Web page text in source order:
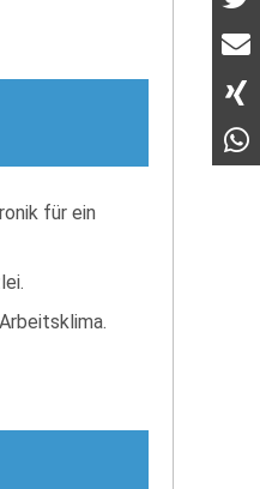
für ein